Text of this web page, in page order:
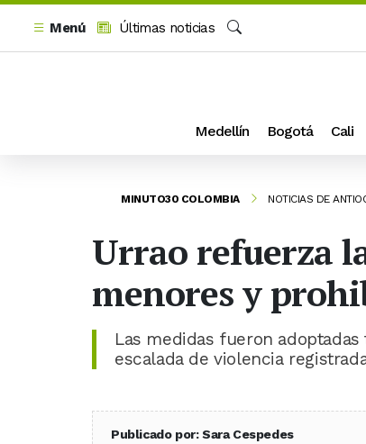
Menú
Últimas noticias
Buscar
Medellín Bogotá Cali
MINUTO30 COLOMBIA NOTICIAS DE
Urrao refuerza
menores y
Las medidas fueron
escalada de violencia
Publicado por: Sara Cespedes